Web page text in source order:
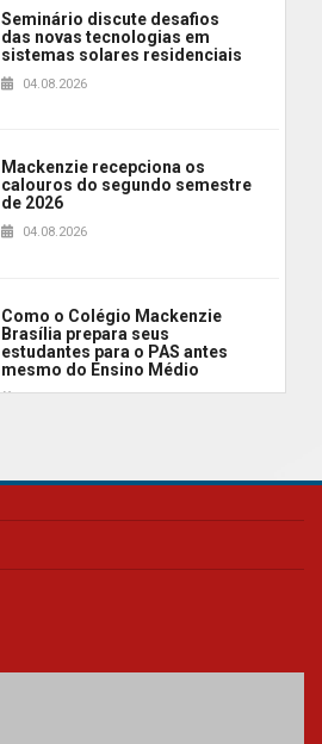
Seminário discute desafios
das novas tecnologias em
sistemas solares residenciais
04.08.2026
Mackenzie recepciona os
calouros do segundo semestre
de 2026
04.08.2026
Como o Colégio Mackenzie
Brasília prepara seus
estudantes para o PAS antes
mesmo do Ensino Médio
Como os pais podem investir
escola